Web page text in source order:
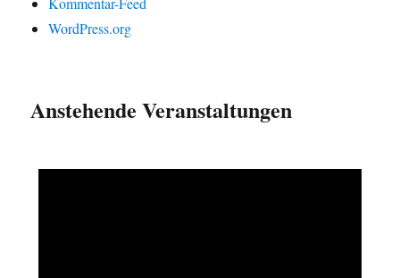
WordPress.org
Anstehende Veranstaltungen